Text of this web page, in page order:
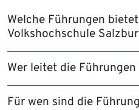
Welche Führungen
Volkshochschule
Wer leitet die
Für wen sind die